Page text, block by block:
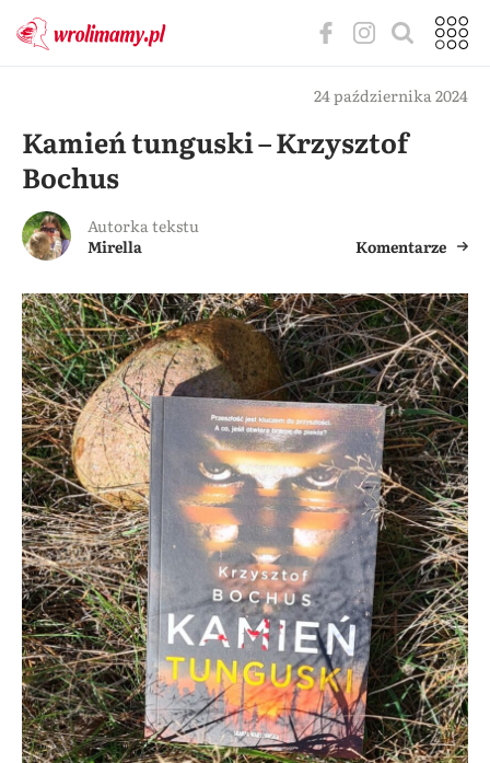
24 października 2024
Kamień tunguski – Krzysztof
Bochus
Autorka tekstu
Mirella
Komentarze